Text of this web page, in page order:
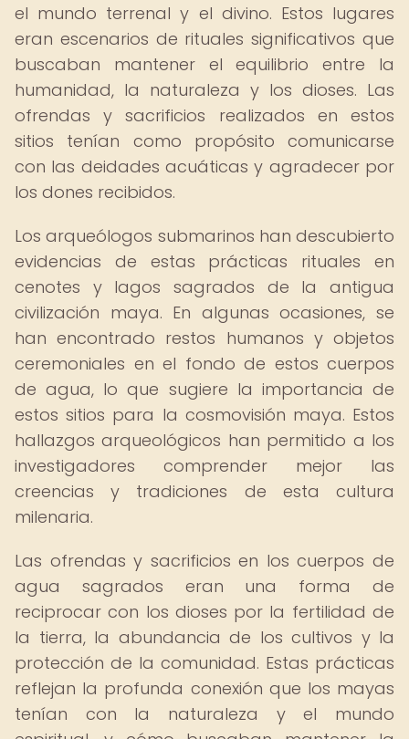
el mundo terrenal y el divino. Estos lugares
eran escenarios de rituales significativos que
buscaban mantener el equilibrio entre la
humanidad, la naturaleza y los dioses. Las
ofrendas y sacrificios realizados en estos
sitios tenían como propósito comunicarse
con las deidades acuáticas y agradecer por
los dones recibidos.
Los arqueólogos submarinos han descubierto
evidencias de estas prácticas rituales en
cenotes y lagos sagrados de la antigua
civilización maya. En algunas ocasiones, se
han encontrado restos humanos y objetos
ceremoniales en el fondo de estos cuerpos
de agua, lo que sugiere la importancia de
estos sitios para la cosmovisión maya. Estos
hallazgos arqueológicos han permitido a los
investigadores comprender mejor las
creencias y tradiciones de esta cultura
milenaria.
Las ofrendas y sacrificios en los cuerpos de
agua sagrados eran una forma de
reciprocar con los dioses por la fertilidad de
la tierra, la abundancia de los cultivos y la
protección de la comunidad. Estas prácticas
reflejan la profunda conexión que los mayas
tenían con la naturaleza y el mundo